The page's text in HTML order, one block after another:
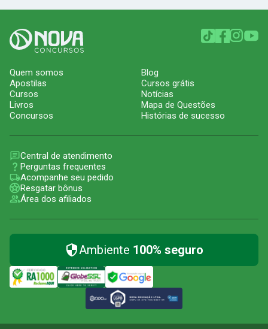
Quem somos
Apostilas
Cursos
Livros
Concursos
Blog
Cursos grátis
Notícias
Mapa de Questões
Histórias de sucesso
Central de atendimento
Perguntas frequentes
Acompanhe seu pedido
Resgatar bônus
Área dos afiliados
Ambiente 100% seguro